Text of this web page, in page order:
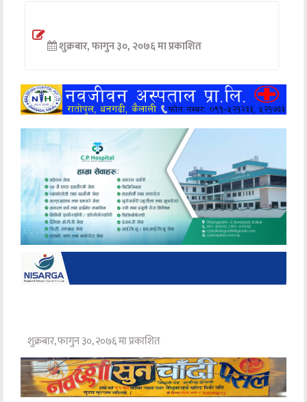
अन्तर्वार्ता
खेलकुद
मनोरञ्जन
अन्य
शुक्रबार, फागुन ३०, २०७६ मा प्रकाशित
शुक्रबार, फागुन ३०, २०७६ मा प्रकाशित